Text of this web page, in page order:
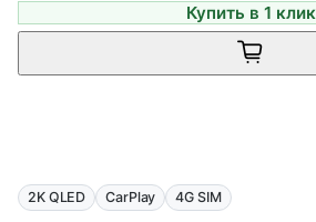
Купить в 1 клик
2K QLED CarPlay 4G SIM